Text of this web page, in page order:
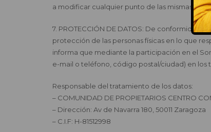
a modificar cualquier punto de las mismas sin
7. PROTECCIÓN DE DATOS: De conformidad
protección de las personas físicas en lo que
informa que mediante la participación en el
e-mail o teléfono, código postal/ciudad) en los
Responsable del tratamiento de los datos:
– COMUNIDAD DE PROPIETARIOS CENTRO
– Dirección: Av de Navarra 180, 50011 Zaragoza
– C.I.F: H-81512998